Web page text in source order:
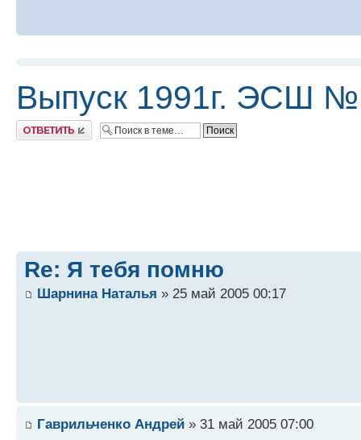
Выпуск 1991г. ЭСШ
Ответить
Re: Я тебя помню
Шарнина Наталья » 25 май 2005 00:17
Гаврильченко Андрей » 31 май 2005 07:00